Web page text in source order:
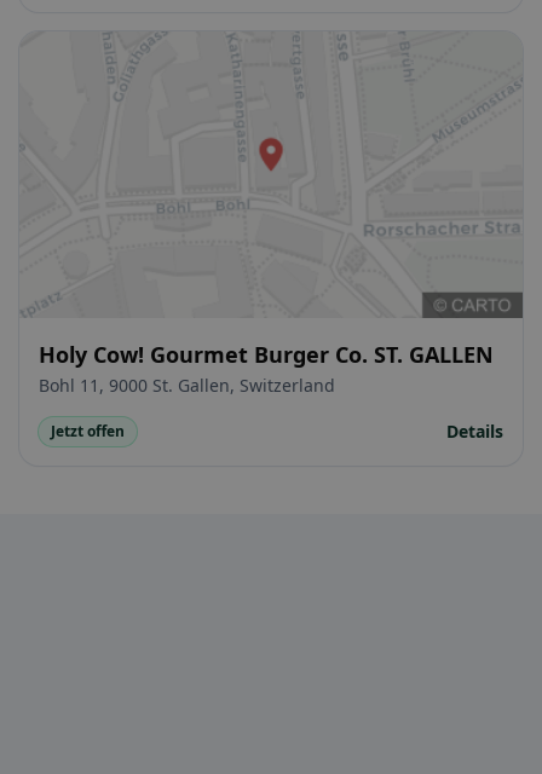
Holy Cow! Gourmet Burger Co. ST. GALLEN
Bohl 11, 9000 St. Gallen, Switzerland
Jetzt offen Details